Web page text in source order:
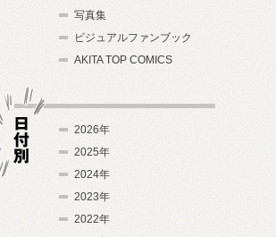
写真集
ビジュアルファンブック
AKITA TOP COMICS
2026年
2025年
2024年
2023年
2022年